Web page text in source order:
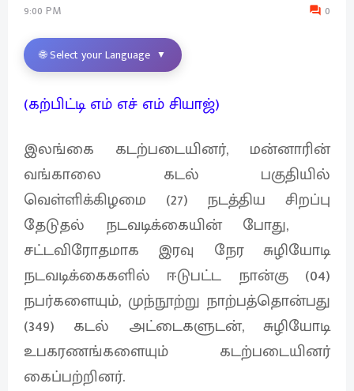
9:00 PM 0
🌐 Select your Language ▼
(கற்பிட்டி எம் எச் எம் சியாஜ்)
இலங்கை கடற்படையினர், மன்னாரின்
வங்காலை கடல் பகுதியில்
வெள்ளிக்கிழமை (27) நடத்திய சிறப்பு
தேடுதல் நடவடிக்கையின் போது, ​​
சட்டவிரோதமாக இரவு நேர சுழியோடி
நடவடிக்கைகளில் ஈடுபட்ட நான்கு (04)
நபர்களையும், முந்நூற்று நாற்பத்தொன்பது
(349) கடல் அட்டைகளுடன், சுழியோடி
உபகரணங்களையும் கடற்படையினர்
கைப்பற்றினர்.